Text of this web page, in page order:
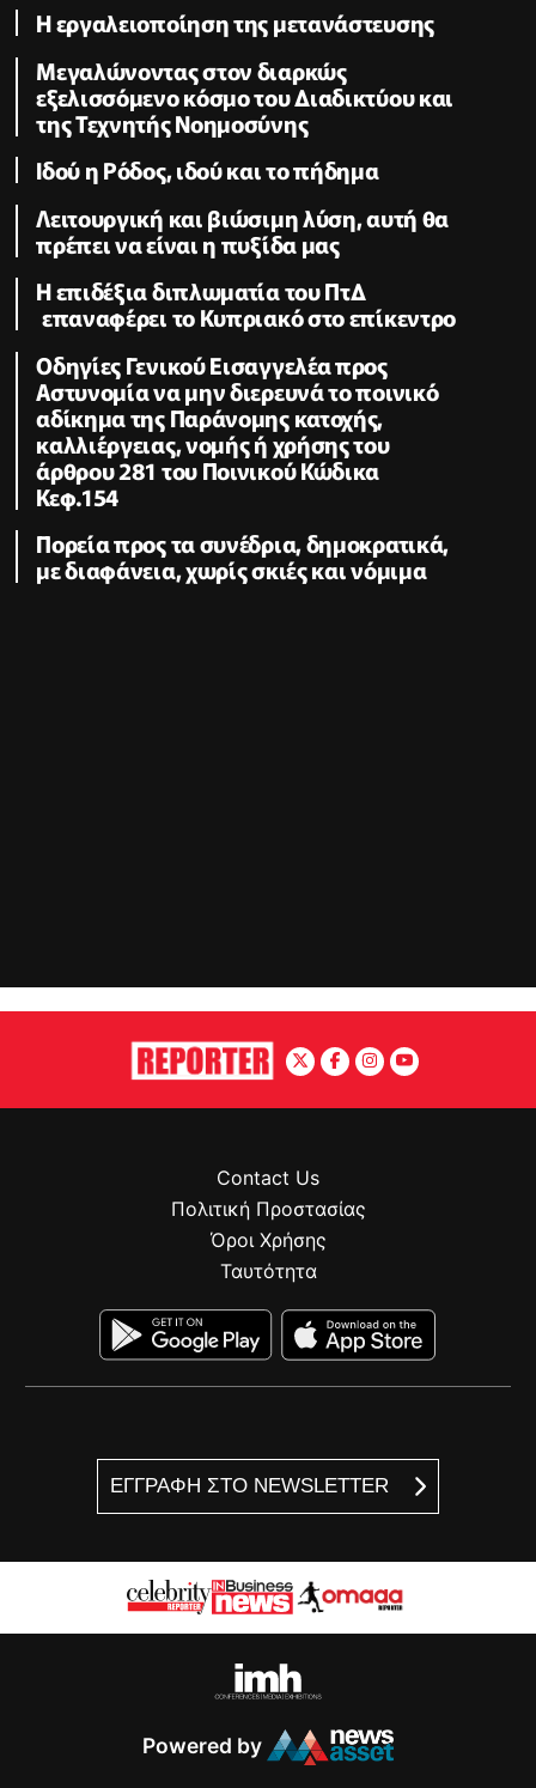
Η εργαλειοποίηση της μετανάστευσης
Μεγαλώνοντας στον διαρκώς
εξελισσόμενο κόσμο του Διαδικτύου και
της Τεχνητής Νοημοσύνης
Ιδού η Ρόδος, ιδού και το πήδημα
Λειτουργική και βιώσιμη λύση, αυτή θα
πρέπει να είναι η πυξίδα μας
Η επιδέξια διπλωματία του ΠτΔ
επαναφέρει το Κυπριακό στο επίκεντρο
Οδηγίες Γενικού Εισαγγελέα προς
Αστυνομία να μην διερευνά το ποινικό
αδίκημα της Παράνομης κατοχής,
καλλιέργειας, νομής ή χρήσης του
άρθρου 281 του Ποινικού Κώδικα
Κεφ.154
Πορεία προς τα συνέδρια, δημοκρατικά,
με διαφάνεια, χωρίς σκιές και νόμιμα
ΕΓΓΡΑΦΗ ΣΤΟ NEWSLETTER
Contact Us
Πολιτική Προστασίας
Όροι Χρήσης
Ταυτότητα
Powered by